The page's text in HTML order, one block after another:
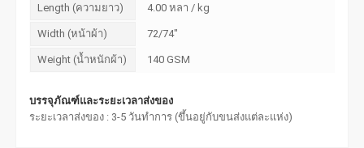
Length (ความยาว) 4.00 หลา / kg
Width (หน้าผ้า) 72/74"
Weight (น้ำหนักผ้า) 140 GSM
บรรจุภัณฑ์และระยะเวลาส่งของ
ระยะเวลาส่งของ : 3-5 วันทำการ (ขึ้นอยู่กับขนส่งแต่ละแห่ง)